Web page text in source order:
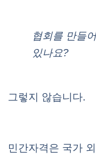
협회를 만들
있나요?
그렇지 않습니다.
민간자격은 국가